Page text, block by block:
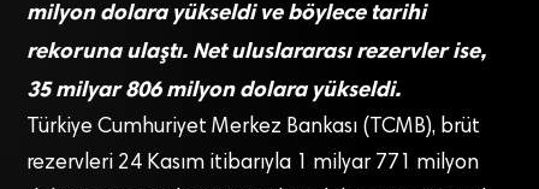
milyon dolara yükseldi ve böylece tarihi
rekoruna ulaştı. Net uluslararası rezervler ise,
35 milyar 806 milyon dolara yükseldi.
Türkiye Cumhuriyet Merkez Bankası (TCMB), brüt
rezervleri 24 Kasım itibarıyla 1 milyar 771 milyon